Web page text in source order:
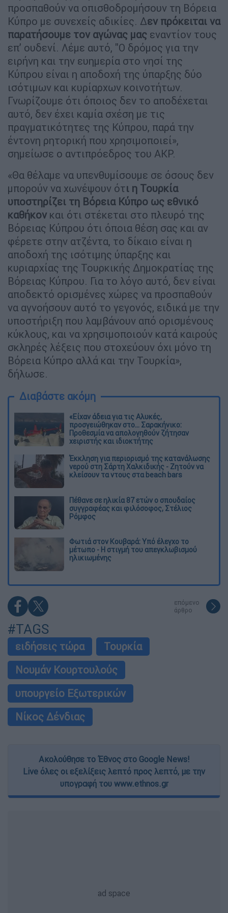
προσπαθούν να οπισθοδρομήσουν τη Βόρεια
Κύπρο με συνεχείς αδικίες. Δεν πρόκειται να
παρατήσουμε τον αγώνας μας εναντίον τους
επ’ ουδενί. Λέμε αυτό, "Ο δρόμος για την
ειρήνη και την ευημερία στο νησί της
Κύπρου είναι η αποδοχή της ύπαρξης δύο
ισότιμων και κυρίαρχων κοινοτήτων.
Γνωρίζουμε ότι όποιος δεν το αποδέχεται
αυτό, δεν έχει καμία σχέση με τις
πραγματικότητες της Κύπρου, παρά την
έντονη ρητορική που χρησιμοποιεί»,
σημείωσε ο αντιπρόεδρος του ΑΚΡ.
«Θα θέλαμε να υπενθυμίσουμε σε όσους δεν
μπορούν να χωνέψουν ότι η Τουρκία
υποστηρίζει τη Βόρεια Κύπρο ως εθνικό
καθήκον και ότι στέκεται στο πλευρό της
Βόρειας Κύπρου ότι όποια θέση σας και αν
φέρετε στην ατζέντα, το δίκαιο είναι η
αποδοχή της ισότιμης ύπαρξης και
κυριαρχίας της Τουρκικής Δημοκρατίας της
Βόρειας Κύπρου. Για το λόγο αυτό, δεν είναι
αποδεκτό ορισμένες χώρες να προσπαθούν
να αγνοήσουν αυτό το γεγονός, ειδικά με την
υποστήριξη που λαμβάνουν από ορισμένους
κύκλους, και να χρησιμοποιούν κατά καιρούς
σκληρές λέξεις που στοχεύουν όχι μόνο τη
Βόρεια Κύπρο αλλά και την Τουρκία»,
δήλωσε.
Διαβάστε ακόμη
«Είχαν άδεια για τις Αλυκές,
προσγειώθηκαν στο... Σαρακήνικο:
Προθεσμία να απολογηθούν ζήτησαν
χειριστής και ιδιοκτήτης
Έκκληση για περιορισμό της κατανάλωσης
νερού στη Σάρτη Χαλκιδικής - Ζητούν να
κλείσουν τα ντους στα beach bars
Πέθανε σε ηλικία 87 ετών ο σπουδαίος
συγγραφέας και φιλόσοφος, Στέλιος
Ρόμφος
Φωτιά στον Κουβαρά: Υπό έλεγχο το
μέτωπο - Η στιγμή του απεγκλωβισμού
ηλικιωμένης
επόμενο
άρθρο
#TAGS
ειδήσεις τώρα
Τουρκία
Νουμάν Κουρτουλούς
υπουργείο Εξωτερικών
Νίκος Δένδιας
Ακολούθησε το Έθνος στο Google News!
Live όλες οι εξελίξεις λεπτό προς λεπτό, με την
υπογραφή του www.ethnos.gr